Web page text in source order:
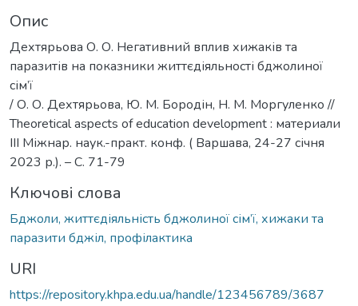
Опис
Дехтярьова О. О. Негативний вплив хижаків та
паразитів на показники життєдіяльності бджолиної
сім’ї
/ О. О. Дехтярьова, Ю. М. Бородін, Н. М. Моргуленко //
Theoretical aspects of education development : материали
III Міжнар. наук.-практ. конф. ( Варшава, 24-27 січня
2023 р.). – С. 71-79
Ключові слова
Бджоли, життєдіяльність бджолиної сім’ї, хижаки та
паразити бджіл, профілактика
URI
https://repository.khpa.edu.ua/handle/123456789/3687